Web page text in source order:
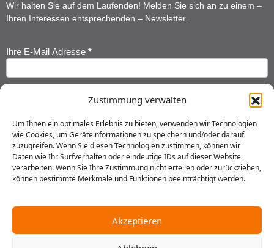
Zustimmung verwalten
Um Ihnen ein optimales Erlebnis zu bieten, verwenden wir Technologien
wie Cookies, um Geräteinformationen zu speichern und/oder darauf
zuzugreifen. Wenn Sie diesen Technologien zustimmen, können wir
Daten wie Ihr Surfverhalten oder eindeutige IDs auf dieser Website
verarbeiten. Wenn Sie Ihre Zustimmung nicht erteilen oder zurückziehen,
können bestimmte Merkmale und Funktionen beeinträchtigt werden.
Akzeptieren
Wir halten Sie auf dem Laufenden! Melden Sie sich an zu einem –
Ihren Interessen entsprechenden – Newsletter.
Newsletter
Anmeldung
Ihre E-Mail Adresse *
Ihr Nachname*
Ich habe dieDatenschutzerklärunggelesen und erkläre mich
Senden